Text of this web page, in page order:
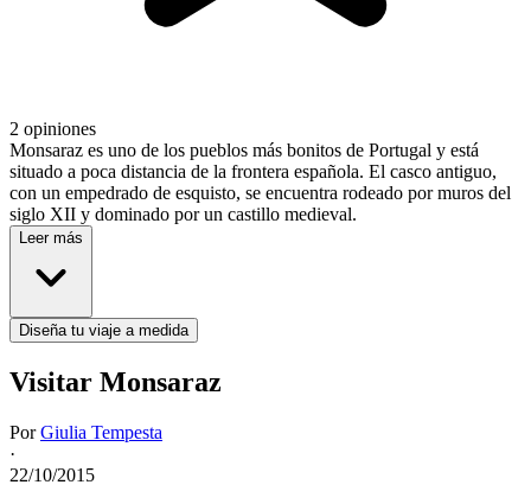
2 opiniones
Monsaraz es uno de los pueblos más bonitos de Portugal y está
situado a poca distancia de la frontera española. El casco antiguo,
con un empedrado de esquisto, se encuentra rodeado por muros del
siglo XII y dominado por un castillo medieval.
Leer más
Diseña tu viaje a medida
Visitar Monsaraz
PorGiulia Tempesta
·
22/10/2015